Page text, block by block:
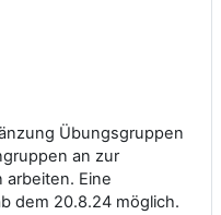
Übungsgruppen
an zur
Eine
dem 20.8.24 möglich.